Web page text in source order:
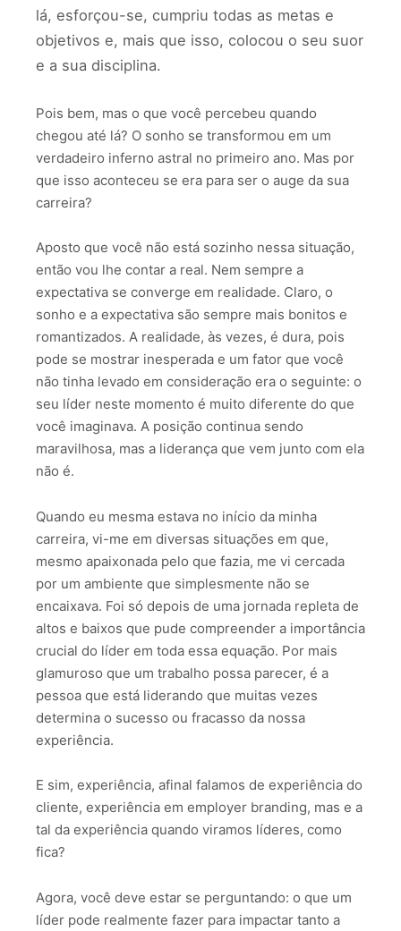
lá, esforçou-se, cumpriu todas as metas e
objetivos e, mais que isso, colocou o seu suor
e a sua disciplina.
Pois bem, mas o que você percebeu quando
chegou até lá? O sonho se transformou em um
verdadeiro inferno astral no primeiro ano. Mas por
que isso aconteceu se era para ser o auge da sua
carreira?
Aposto que você não está sozinho nessa situação,
então vou lhe contar a real. Nem sempre a
expectativa se converge em realidade. Claro, o
sonho e a expectativa são sempre mais bonitos e
romantizados. A realidade, às vezes, é dura, pois
pode se mostrar inesperada e um fator que você
não tinha levado em consideração era o seguinte: o
seu líder neste momento é muito diferente do que
você imaginava. A posição continua sendo
maravilhosa, mas a liderança que vem junto com ela
não é.
Quando eu mesma estava no início da minha
carreira, vi-me em diversas situações em que,
mesmo apaixonada pelo que fazia, me vi cercada
por um ambiente que simplesmente não se
encaixava. Foi só depois de uma jornada repleta de
altos e baixos que pude compreender a importância
crucial do líder em toda essa equação. Por mais
glamuroso que um trabalho possa parecer, é a
pessoa que está liderando que muitas vezes
determina o sucesso ou fracasso da nossa
experiência.
E sim, experiência, afinal falamos de experiência do
cliente, experiência em employer branding, mas e a
tal da experiência quando viramos líderes, como
fica?
Agora, você deve estar se perguntando: o que um
líder pode realmente fazer para impactar tanto a